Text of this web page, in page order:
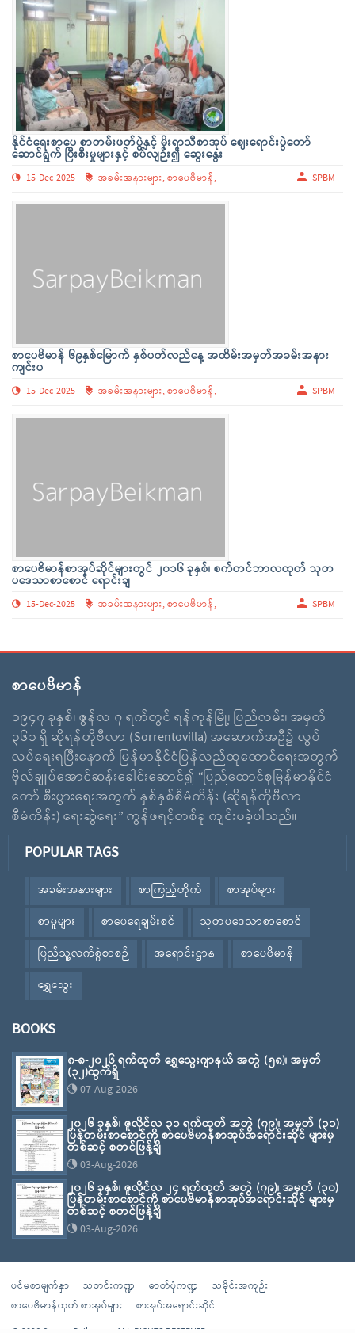
နိုင်ငံရေးစာပေ စာတမ်းဖတ်ပွဲနှင့် မိုးရာသီစာအုပ် ဈေးရောင်းပွဲတော်
ဆောင်ရွက် ပြီးစီးမှုများနှင့် စပ်လျဉ်း၍ ဆွေးနွေး
15-Dec-2025 အခမ်းအနားများ,စာပေဗိမာန်, SPBM
စာပေဗိမာန် ၆၉နှစ်မြောက် နှစ်ပတ်လည်နေ့ အထိမ်းအမှတ်အခမ်းအနား
ကျင်းပ
15-Dec-2025 အခမ်းအနားများ,စာပေဗိမာန်, SPBM
စာပေဗိမာန်စာအုပ်ဆိုင်များတွင် ၂၀၁၆ ခုနှစ်၊ စက်တင်ဘာလထုတ် သုတ
ပဒေသာစာစောင် ရောင်းချ
15-Dec-2025 အခမ်းအနားများ,စာပေဗိမာန်, SPBM
စာပေဗိမာန်
၁၉၄၇ ခုနှစ်၊ ဇွန်လ ၇ ရက်တွင် ရန်ကုန်မြို့၊ ပြည်လမ်း၊ အမှတ်
၃၆၁ ရှိ ဆိုရန်တိုဗီလာ (Sorrentovilla) အဆောက်အဦ၌ လွပ်
လပ်ရေးရပြီးနောက် မြန်မာနိုင်ငံပြန်လည်ထူထောင်ရေးအတွက်
ဗိုလ်ချူပ်အောင်ဆန်းခေါင်းဆောင်၍ “ပြည်ထောင်စုမြန်မာနိုင်ငံ
တော် စီးပွားရေးအတွက် နှစ်နှစ်စီမံကိန်း (ဆိုရန်တိုဗီလာ
စီမံကိန်း) ရေးဆွဲရေး” ကွန်ဖရင့်တစ်ခု ကျင်းပခဲ့ပါသည်။
POPULAR TAGS
အခမ်းအနားများ စာကြည့်တိုက်
စာအုပ်များ
စာမူများ
စာပေရေချမ်းစင်
သုတပဒေသာစာစောင်
ပြည်သူ့လက်စွဲစာစဉ်
အရောင်းဌာန
စာပေဗိမာန်
ရွှေသွေး
BOOKS
၈-၈-၂၀၂၆ ရက်ထုတ် ရွှေသွေးဂျာနယ် အတွဲ (၅၈)၊ အမှတ်
(၃၂)ထွက်ရှိ
07-Aug-2026
၂၀၂၆ ခုနှစ်၊ ဇူလိုင်လ ၃၁ ရက်ထုတ် အတွဲ (၇၉)၊ အမှတ် (၃၁)
ပြန်တမ်းစာစောင်ကို စာပေဗိမာန်စာအုပ်အရောင်းဆိုင် များမှ
တစ်ဆင့် စတင်ဖြန့်ချိ
03-Aug-2026
၂၀၂၆ ခုနှစ်၊ ဇူလိုင်လ ၂၄ ရက်ထုတ် အတွဲ (၇၉)၊ အမှတ် (၃၀)
ပြန်တမ်းစာစောင်ကို စာပေဗိမာန်စာအုပ်အရောင်းဆိုင် များမှ
တစ်ဆင့် စတင်ဖြန့်ချိ
03-Aug-2026
ပင်မစာမျက်နှာ သတင်းကဏ္ဍ ဓာတ်ပုံကဏ္ဍ
သမိုင်းအကျဉ်း
စာပေဗိမာန်ထုတ် စာအုပ်များ
စာအုပ်အရောင်းဆိုင်